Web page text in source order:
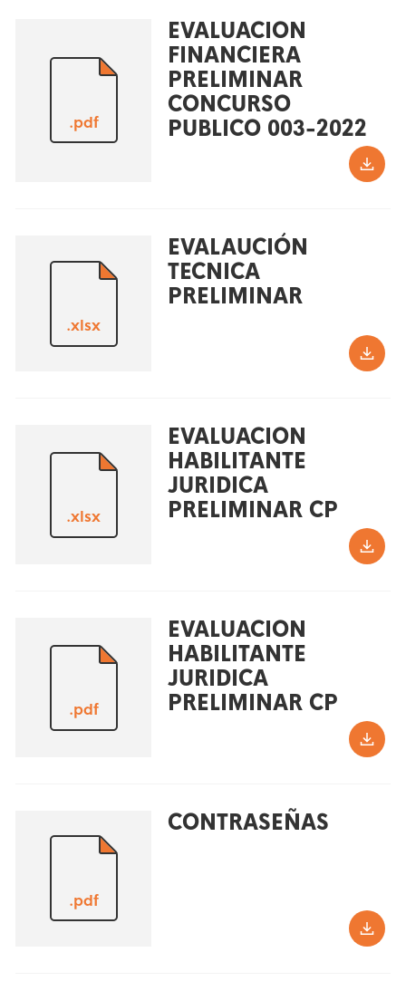
.pdf
EVALUACION
FINANCIERA
PRELIMINAR
CONCURSO
PUBLICO 003-2022
.xlsx
EVALAUCIÓN
TECNICA
PRELIMINAR
.xlsx
EVALUACION
HABILITANTE
JURIDICA
PRELIMINAR CP
.pdf
EVALUACION
HABILITANTE
JURIDICA
PRELIMINAR CP
.pdf
CONTRASEÑAS